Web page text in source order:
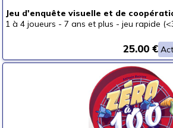
Jeu d'enquête visuelle et de
1 à 4 joueurs - 7 ans et plus - jeu rapide
25.00 €